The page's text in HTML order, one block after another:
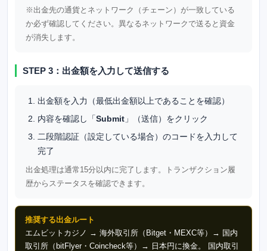
※出金先の通貨とネットワーク（チェーン）が一致している
か必ず確認してください。異なるネットワークで送ると資金
が消失します。
STEP 3：出金額を入力して送信する
出金額を入力（最低出金額以上であることを確認）
内容を確認し「Submit 」（送信）をクリック
二段階認証（設定している場合）のコードを入力して
完了
出金処理は通常15分以内に完了します。トランザクション履
歴からステータスを確認できます。
推奨する出金ルート
エムビットカジノ → 海外取引所（Bitget・MEXC等）→ 国内
取引所（bitFlyer・Coincheck等）→ 日本円に換金。 国内取引